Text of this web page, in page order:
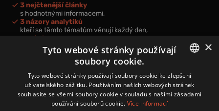
3 nejčtenější články
s hodnotnými informacemi,
3 názory analytiků
kteří se těmto tématům věnují každý den,
nová videa a podcasty
k prohloubení vašich znalostí.
Přihlášením k newsletteru vyjadřujete svůj souhlas spodmínkami
zpracování osobních údajů.
CZECH
×
Tyto webové stránky používají
soubory cookie.
Tyto webové stránky používají soubory cookie ke zlepšení
uživatelského zážitku. Používáním našich webových stránek
souhlasíte se všemi soubory cookie v souladu s našimi zásadami
používání souborů cookie. Více informací